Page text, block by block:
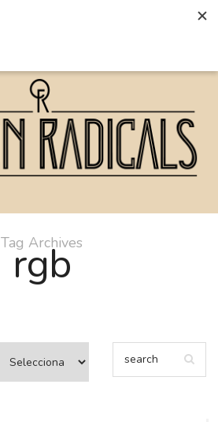
Tag Archives
rgb